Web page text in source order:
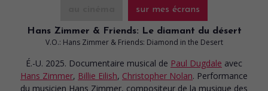
sur mes écrans
Hans Zimmer & Friends: Le diamant du désert
V.O.: Hans Zimmer & Friends: Diamond in the Desert
É.-U. 2025. Documentaire musical de Paul Dugdale avec
Hans Zimmer, Billie Eilish, Christopher Nolan. Performance
du musicien Hans Zimmer, compositeur de la musique des